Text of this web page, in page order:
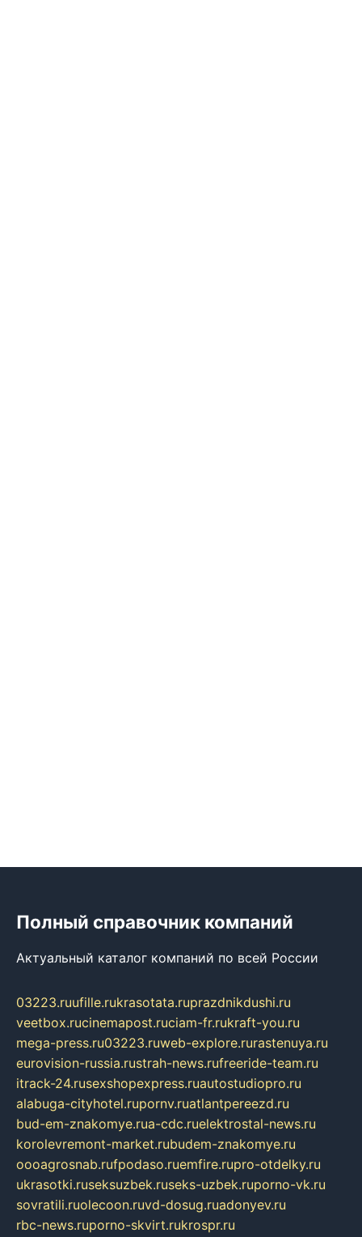
Полный справочник компаний
Актуальный каталог компаний по всей России
03223.ruufille.rukrasotata.ruprazdnikdushi.ru
veetbox.rucinemapost.ruciam-fr.rukraft-you.ru
mega-press.ru03223.ruweb-explore.rurastenuya.ru
eurovision-russia.rustrah-news.rufreeride-team.ru
itrack-24.rusexshopexpress.ruautostudiopro.ru
alabuga-cityhotel.rupornv.ruatlantpereezd.ru
bud-em-znakomye.rua-cdc.ruelektrostal-news.ru
korolevremont-market.rubudem-znakomye.ru
oooagrosnab.rufpodaso.ruemfire.rupro-otdelky.ru
ukrasotki.ruseksuzbek.ruseks-uzbek.ruporno-vk.ru
sovratili.ruolecoon.ruvd-dosug.ruadonyev.ru
rbc-news.ruporno-skvirt.rukrospr.ru